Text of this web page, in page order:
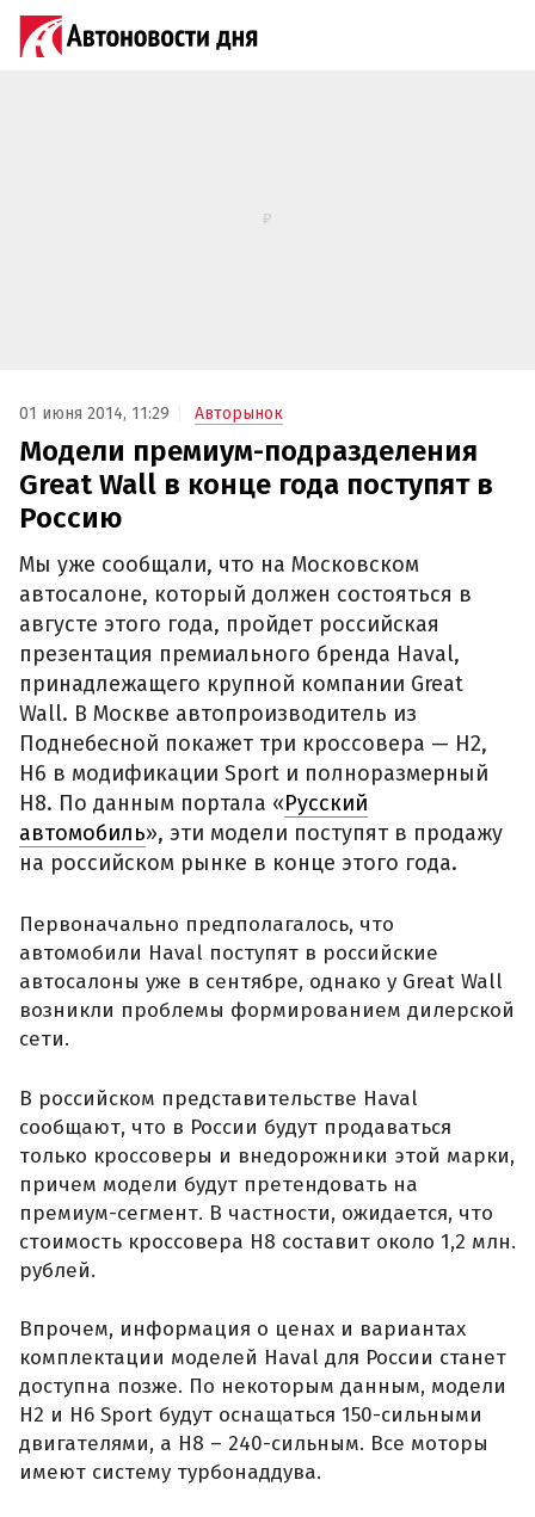
01 июня 2014, 11:29 Авторынок
Модели премиум-подразделения
Great Wall в конце года поступят в
Россию
Мы уже сообщали, что на Московском
автосалоне, который должен состояться в
августе этого года, пройдет российская
презентация премиального бренда Haval,
принадлежащего крупной компании Great
Wall. В Москве автопроизводитель из
Поднебесной покажет три кроссовера — Н2,
Н6 в модификации Sport и полноразмерный
Н8. По данным портала «Русский
автомобиль», эти модели поступят в продажу
на российском рынке в конце этого года.
Первоначально предполагалось, что
автомобили Haval поступят в российские
автосалоны уже в сентябре, однако у Great Wall
возникли проблемы формированием дилерской
сети.
В российском представительстве Haval
сообщают, что в России будут продаваться
только кроссоверы и внедорожники этой марки,
причем модели будут претендовать на
премиум-сегмент. В частности, ожидается, что
стоимость кроссовера Н8 составит около 1,2 млн.
рублей.
Впрочем, информация о ценах и вариантах
комплектации моделей Haval для России станет
доступна позже. По некоторым данным, модели
Н2 и Н6 Sport будут оснащаться 150-сильными
двигателями, а Н8 – 240-сильным. Все моторы
имеют систему турбонаддува.